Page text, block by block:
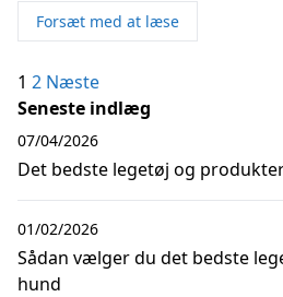
Forsæt med at læse
Indlægsinddeling
1 2 Næste
Seneste indlæg
Det bedste legetøj og
07/04/2026
Sådan vælger du det bedste
hund
01/02/2026